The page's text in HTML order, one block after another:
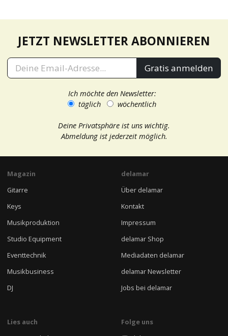
JETZT NEWSLETTER ABONNIEREN
Gratis anmelden
Ich möchte den Newsletter:
täglich
wöchentlich
Deine Privatsphäre ist uns wichtig.
Abmeldung ist jederzeit möglich.
Magazin
Gitarre
Keys
Musikproduktion
Studio Equipment
Eventtechnik
Musikbusiness
DJ
delamar
Über delamar
Kontakt
Impressum
delamar Shop
Mediadaten delamar
delamar Newsletter
Jobs bei delamar
Lies auch
Folge uns